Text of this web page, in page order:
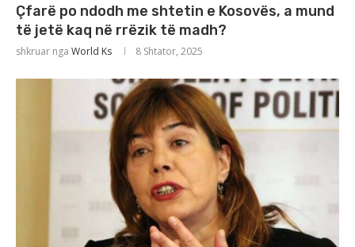
Çfarë po ndodh me shtetin e Kosovës, a mund
të jetë kaq në rrëzik të madh?
shkruar nga World Ks 8 Shtator, 2025